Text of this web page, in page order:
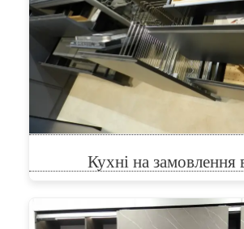
Кухні на замовлення